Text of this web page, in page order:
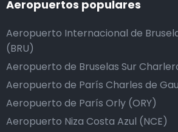
Aeropuertos populares
Aeropuerto Internacional de
(BRU)
Aeropuerto de Bruselas Sur
Aeropuerto de París Charles de
Aeropuerto de París Orly (ORY)
Aeropuerto Niza Costa Azul (NCE)